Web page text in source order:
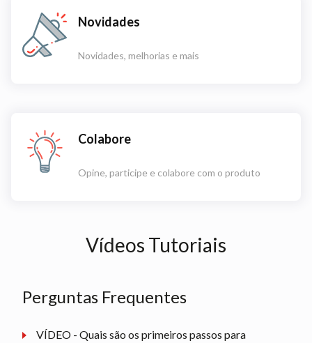
Novidades
Novidades, melhorias e mais
Colabore
Opine, participe e colabore com o produto
Vídeos Tutoriais
Perguntas Frequentes
VÍDEO - Quais são os primeiros passos para